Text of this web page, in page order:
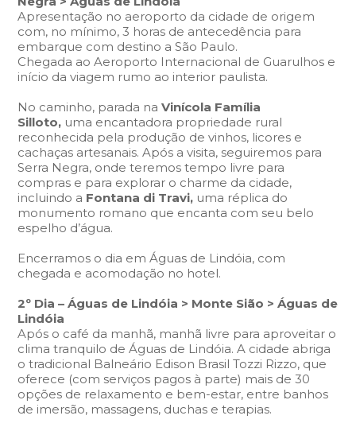
Apresentação no aeroporto da cidade de origem
com, no mínimo, 3 horas de antecedência para
embarque com destino a São Paulo.
Chegada ao Aeroporto Internacional de Guarulhos e
início da viagem rumo ao interior paulista.
No caminho, parada naVinícola Família
Silloto, uma encantadora propriedade rural
reconhecida pela produção de vinhos, licores e
cachaças artesanais. Após a visita, seguiremos para
Serra Negra, onde teremos tempo livre para
compras e para explorar o charme da cidade,
incluindo a Fontana di Travi, uma réplica do
monumento romano que encanta com seu belo
espelho d’água.
Encerramos o dia em Águas de Lindóia, com
chegada e acomodação no hotel.
2º Dia – Águas de Lindóia > Monte Sião > Águas de
Lindóia
Após o café da manhã, manhã livre para aproveitar o
clima tranquilo de Águas de Lindóia. A cidade abriga
o tradicional Balneário Edison Brasil Tozzi Rizzo, que
oferece (com serviços pagos à parte) mais de 30
opções de relaxamento e bem-estar, entre banhos
de imersão, massagens, duchas e terapias.